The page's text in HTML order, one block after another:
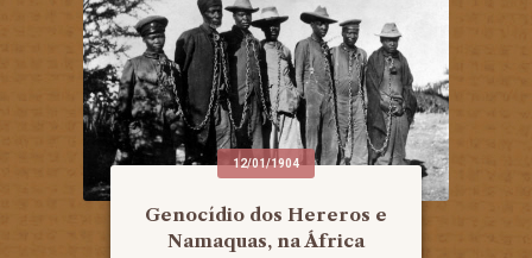
12/01/1904
Genocídio dos Hereros e
Namaquas, na África